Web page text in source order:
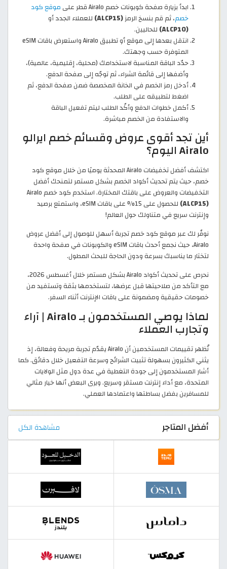
ابدأ بزيارة صفحة كوبونات خصم Airalo قطر على
موقع كود
خصم، ثم قم بنسخ الرمز(ALCP15)
للعملاء الجدد أو
(ALCP10)
للحاليين.
انتقل بعدها إلى موقع أو تطبيق Airalo واستعرض باقات eSIM
المتوفرة حسب وجهتك.
حدّد الباقة المناسبة لاستخدامك (محلية، إقليمية، عالمية)،
وأضفها إلى قائمة الشراء، ثم توجّه إلى صفحة الدفع.
أدخل رمز الخصم في الخانة المخصصة ضمن صفحة الدفع، ثم
اضغط لتطبيقه على الطلب.
أكمل خطوات الدفع وأكّد الطلب ليتم تفعيل الباقة
والاستفادة من الخصم مباشرة.
أين تجد أقوى عروض وقسائم خصم ايرالو
Airalo اليوم؟
اكتشف أفضل تخفيضات Airalo المحدثة يوميًا من خلال موقع كود
خصم، حيث يتم تحديث أكواد الخصم بشكل مستمر لتمنحك أفضل
التخفيضات والعروض على باقتك المختارة. استخدم كود خصم Airalo
(ALCP15)
للحصول على 15% على باقات eSIM، واستمتع برصيد
وإنترنت سريع في متناولك حول العالم!
نوفّر لك عبر موقع كود خصم تجربة أسهل للوصول إلى أفضل عروض
Airalo، حيث نجمع أحدث باقات eSIM والكوبونات في صفحة واحدة
لتختار ما يناسبك بسرعة ودون الحاجة للبحث المطول.
نحرص على تحديث أكواد Airalo بشكل مستمر خلال أغسطس 2026،
مع التأكد من صلاحيتها قبل عرضها، لتستخدمها بثقة وتستفيد من
خصومات حقيقية ومضمونة على باقات الإنترنت أثناء السفر.
لماذا يوصي المستخدمون بـ Airalo | آراء
وتجارب العملاء
تُظهر تقييمات المستخدمين أن Airalo يقدّم تجربة مريحة وفعالة، إذ
يثني الكثيرون بسهولة تثبيت الشرائح وسرعة التفعيل خلال دقائق. كما
أشار المستخدمون إلى جودة التغطية في عدة دول مثل الولايات
المتحدة، مع أداء إنترنت مستقر وسريع. ويرى البعض أنها خيار مثالي
للمسافرين بفضل بساطتها واعتمادها العملي.
أفضل المتاجر مشاهدة الكل